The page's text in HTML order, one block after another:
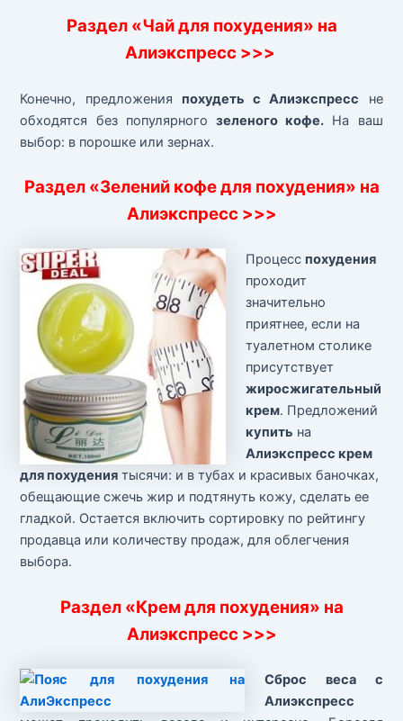
Раздел «Чай для похудения» на
Алиэкспресс >>>
Конечно, предложения похудеть с Алиэкспресс не
обходятся без популярного зеленого кофе. На ваш
выбор: в порошке или зернах.
Раздел «Зелений кофе для похудения» на
Алиэкспресс >>>
Процесспохудения
проходит
значительно
приятнее, если на
туалетном столике
присутствует
жиросжигательный
крем. Предложений
купить на
Алиэкспресс крем
для похудения тысячи: и в тубах и красивых баночках,
обещающие сжечь жир и подтянуть кожу, сделать ее
гладкой. Остается включить сортировку по рейтингу
продавца или количеству продаж, для облегчения
выбора.
Раздел «Крем для похудения» на
Алиэкспресс >>>
Сброс веса с
Алиэкспресс